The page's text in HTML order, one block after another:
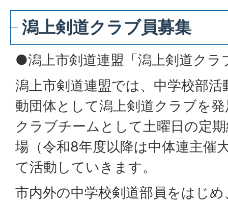
潟上剣道クラブ員募集
●潟上市剣道連盟「潟上剣道クラ
潟上市剣道連盟では、中学校部
動団体として潟上剣道クラブを
クラブチームとして土曜日の定
場（令和8年度以降は中体連主催
て活動していきます。
市内外の中学校剣道部員をはじ